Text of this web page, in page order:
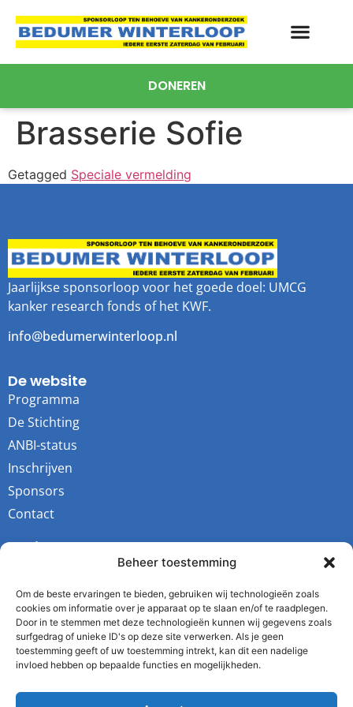
Beheer toestemming
Om de beste ervaringen te bieden, gebruiken wij technologieën zoals
cookies om informatie over je apparaat op te slaan en/of te raadplegen.
Door in te stemmen met deze technologieën kunnen wij gegevens zoals
surfgedrag of unieke ID's op deze site verwerken. Als je geen
toestemming geeft of uw toestemming intrekt, kan dit een nadelige
invloed hebben op bepaalde functies en mogelijkheden.
DONEREN
Brasserie Sofie
Getagged Speciale vermelding
Jaarlijkse sponsorloop voor het goede doel: UMCG
kanker research fonds of het KWF.
info@bedumerwinterloop.nl
De website
Programma
De Stichting
ANBI-status
Inschrijven
Sponsors
Contact
Socials
Instagram
Facebook
Twitter
Kvk: 64343731